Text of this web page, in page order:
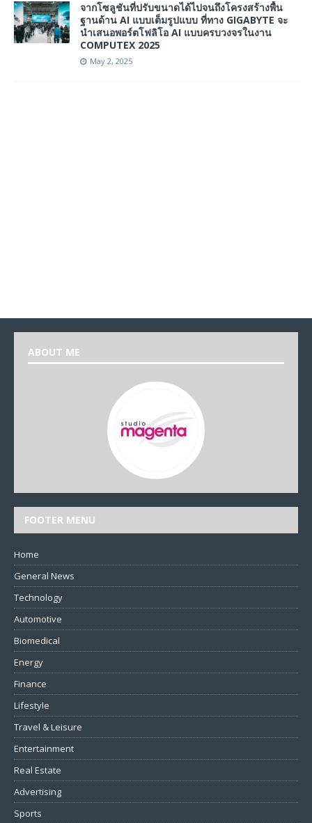
จากโซลูชันที่ปรับขนาดได้ไปจนถึงโครงสร้างพื้น
ฐานด้าน AI แบบเต็มรูปแบบ ที่ทาง GIGABYTE จะ
นำเสนอพอร์ตโฟลิโอ AI แบบครบวงจรในงาน
COMPUTEX 2025
May 2, 2025
ABOUT ME
FOOTER MENU
Home
General News
Technology
Automotive
Biomedical
Energy
Finance
Lifestyle
Travel & Leisure
Entertainment
Real Estate
Advertising
Sports